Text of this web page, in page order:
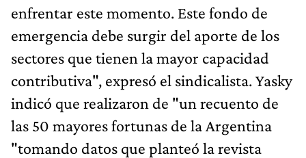
enfrentar este momento. Este fondo de
emergencia debe surgir del aporte de los
sectores que tienen la mayor capacidad
contributiva", expresó el sindicalista. Yasky
indicó que realizaron de "un recuento de
las 50 mayores fortunas de la Argentina
"tomando datos que planteó la revista